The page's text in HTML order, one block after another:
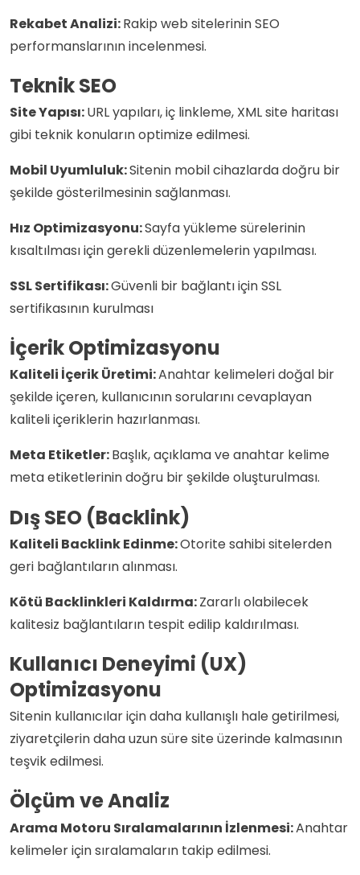
Rekabet Analizi:Rakip web sitelerinin SEO
performanslarının incelenmesi.
Teknik SEO
Site Yapısı:URL yapıları, iç linkleme, XML site haritası
gibi teknik konuların optimize edilmesi.
Mobil Uyumluluk:Sitenin mobil cihazlarda doğru bir
şekilde gösterilmesinin sağlanması.
Hız Optimizasyonu:Sayfa yükleme sürelerinin
kısaltılması için gerekli düzenlemelerin yapılması.
SSL Sertifikası:Güvenli bir bağlantı için SSL
sertifikasının kurulması
İçerik Optimizasyonu
Kaliteli İçerik Üretimi:Anahtar kelimeleri doğal bir
şekilde içeren, kullanıcının sorularını cevaplayan
kaliteli içeriklerin hazırlanması.
Meta Etiketler:Başlık, açıklama ve anahtar kelime
meta etiketlerinin doğru bir şekilde oluşturulması.
Dış SEO (Backlink)
Kaliteli Backlink Edinme:Otorite sahibi sitelerden
geri bağlantıların alınması.
Kötü Backlinkleri Kaldırma:Zararlı olabilecek
kalitesiz bağlantıların tespit edilip kaldırılması.
Kullanıcı Deneyimi (UX)
Optimizasyonu
Sitenin kullanıcılar için daha kullanışlı hale getirilmesi,
ziyaretçilerin daha uzun süre site üzerinde kalmasının
teşvik edilmesi.
Ölçüm ve Analiz
Arama Motoru Sıralamalarının İzlenmesi:Anahtar
kelimeler için sıralamaların takip edilmesi.